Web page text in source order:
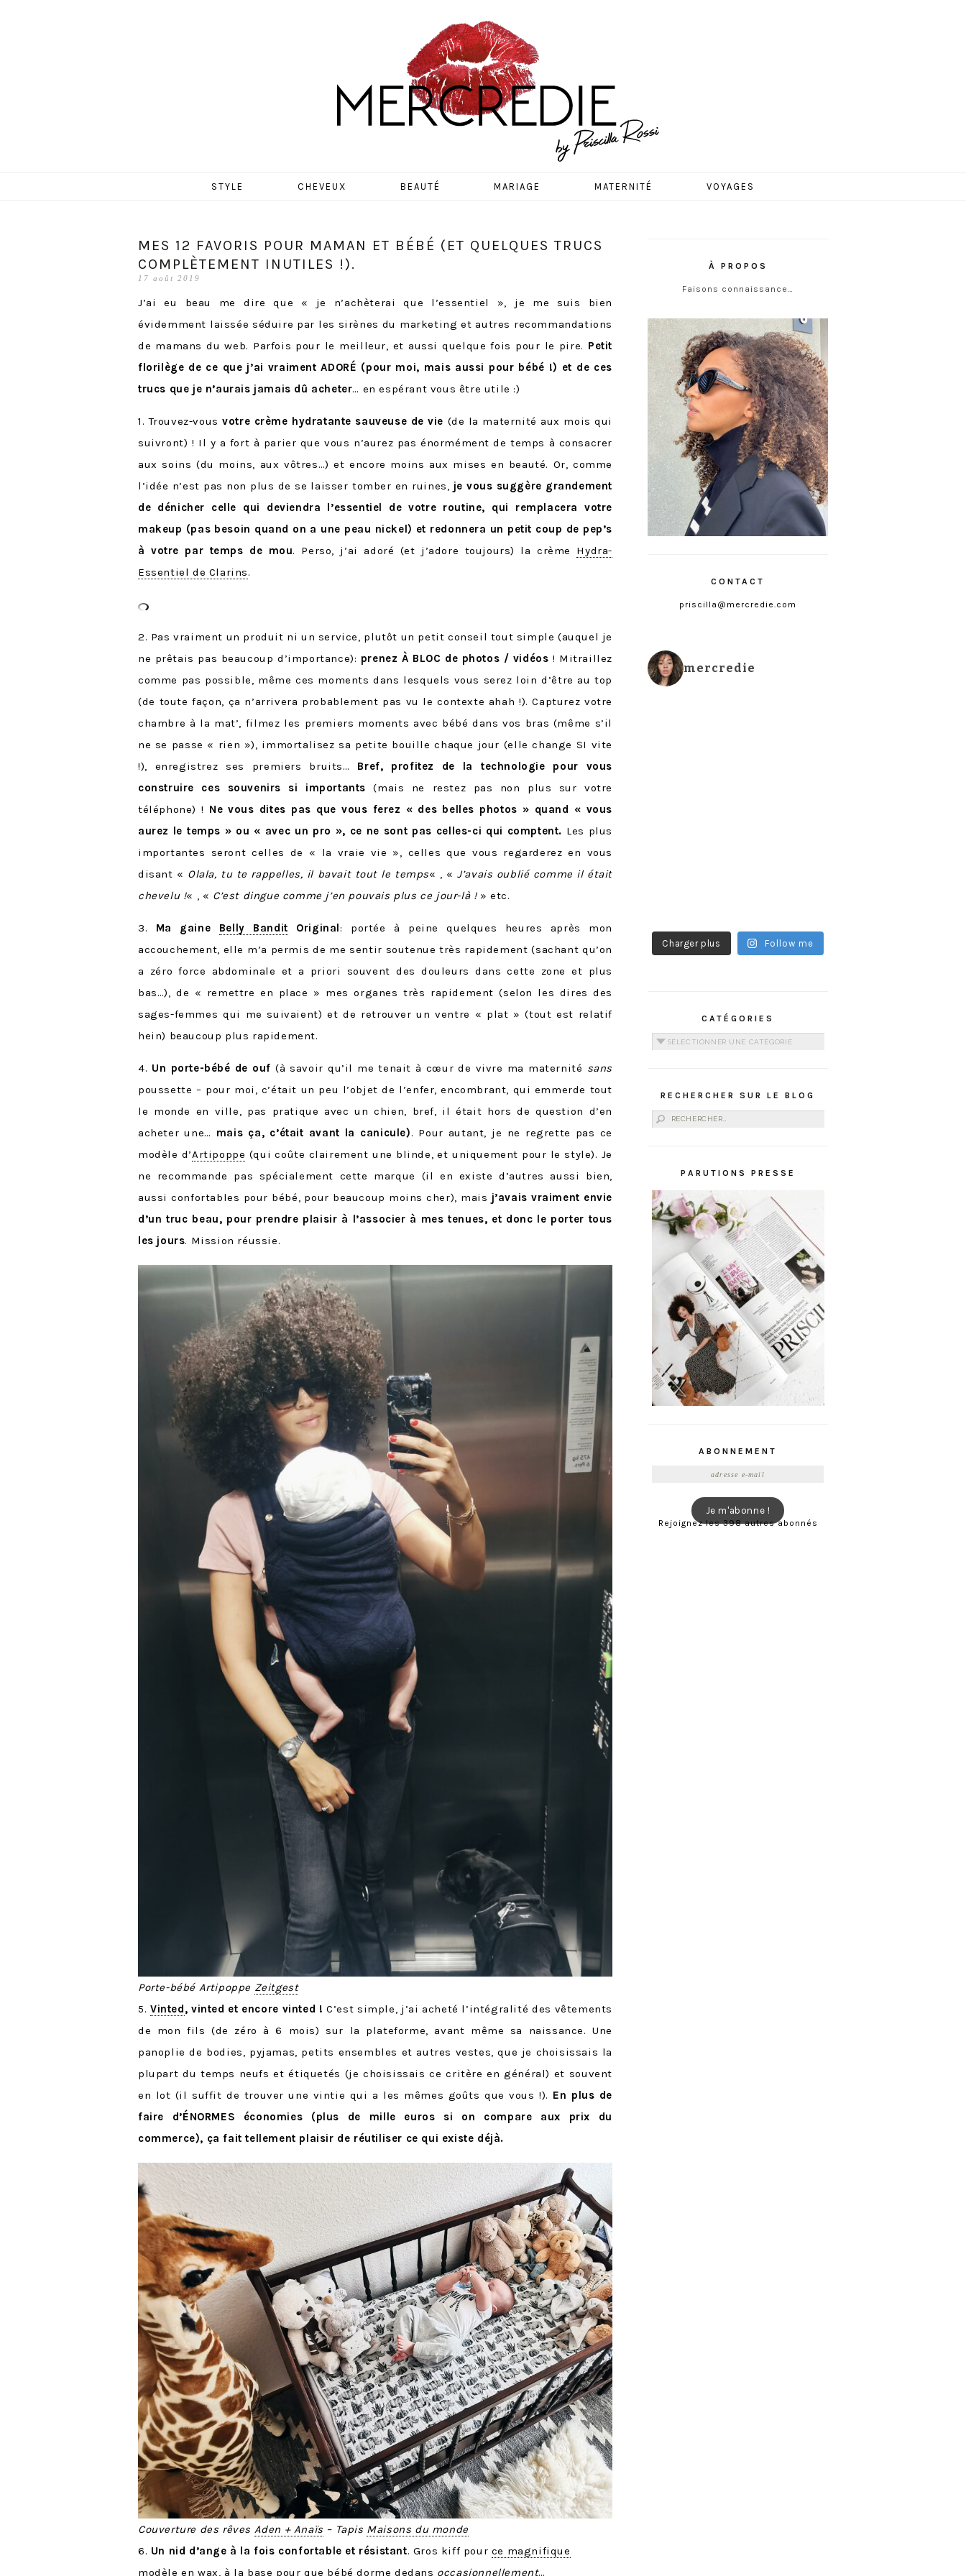
MERCREDIE
STYLE CHEVEUX BEAUTÉ MARIAGE MATERNITÉ VOYAGES
MES 12 FAVORIS POUR MAMAN ET BÉBÉ (ET QUELQUES TRUCS
COMPLÈTEMENT INUTILES !).
17 août 2019
J’ai eu beau me dire que « je n’achèterai que l’essentiel », je me suis bien
évidemment laissée séduire par les sirènes du marketing et autres recommandations
de mamans du web. Parfois pour le meilleur, et aussi quelque fois pour le pire. Petit
florilège de ce que j’ai vraiment ADORÉ (pour moi, mais aussi pour bébé !) et de ces
trucs que je n’aurais jamais dû acheter… en espérant vous être utile :)
1. Trouvez-vousvotre crème hydratante sauveuse de vie (de la maternité aux mois qui
suivront) ! Il y a fort à parier que vous n’aurez pas énormément de temps à consacrer
aux soins (du moins, aux vôtres…) et encore moins aux mises en beauté. Or, comme
l’idée n’est pas non plus de se laisser tomber en ruines, je vous suggère grandement
de dénicher celle qui deviendra l’essentiel de votre routine, qui remplacera votre
makeup (pas besoin quand on a une peau nickel) et redonnera un petit coup de pep’s
à votre par temps de mou. Perso, j’ai adoré (et j’adore toujours) la crème Hydra-
Essentiel de Clarins.
2. Pas vraiment un produit ni un service, plutôt un petit conseil tout simple (auquel je
ne prêtais pas beaucoup d’importance): prenez À BLOC de photos / vidéos ! Mitraillez
comme pas possible, même ces moments dans lesquels vous serez loin d’être au top
(de toute façon, ça n’arrivera probablement pas vu le contexte ahah !). Capturez votre
chambre à la mat’, filmez les premiers moments avec bébé dans vos bras (même s’il
ne se passe « rien »), immortalisez sa petite bouille chaque jour (elle change SI vite
!), enregistrez ses premiers bruits… Bref, profitez de la technologie pour vous
construire ces souvenirs si importants (mais ne restez pas non plus sur votre
téléphone) ! Ne vous dites pas que vous ferez « des belles photos » quand « vous
aurez le temps » ou « avec un pro », ce ne sont pas celles-ci qui comptent. Les plus
importantes seront celles de « la vraie vie », celles que vous regarderez en vous
disant « Olala, tu te rappelles, il bavait tout le temps« , «J’avais oublié comme il était
chevelu !« , « C’est dingue comme j’en pouvais plus ce jour-là !» etc.
3. Ma gaine Belly Bandit Original: portée à peine quelques heures après mon
accouchement, elle m’a permis de me sentir soutenue très rapidement (sachant qu’on
a zéro force abdominale et a priori souvent des douleurs dans cette zone et plus
bas…), de « remettre en place » mes organes très rapidement (selon les dires des
sages-femmes qui me suivaient) et de retrouver un ventre « plat » (tout est relatif
hein) beaucoup plus rapidement.
4. Un porte-bébé de ouf (à savoir qu’il me tenait à cœur de vivre ma maternité sans
poussette – pour moi, c’était un peu l’objet de l’enfer, encombrant, qui emmerde tout
le monde en ville, pas pratique avec un chien, bref, il était hors de question d’en
acheter une… mais ça, c’était avant la canicule). Pour autant, je ne regrette pas ce
modèle d’Artipoppe (qui coûte clairement une blinde, et uniquement pour le style). Je
ne recommande pas spécialement cette marque (il en existe d’autres aussi bien,
aussi confortables pour bébé, pour beaucoup moins cher), mais j’avais vraiment envie
d’un truc beau, pour prendre plaisir à l’associer à mes tenues, et donc le porter tous
les jours. Mission réussie.
Porte-bébé Artipoppe Zeitgest
5. Vinted, vinted et encore vinted !C’est simple, j’ai acheté l’intégralité des vêtements
de mon fils (de zéro à 6 mois) sur la plateforme, avant même sa naissance. Une
panoplie de bodies, pyjamas, petits ensembles et autres vestes, que je choisissais la
plupart du temps neufs et étiquetés (je choisissais ce critère en général) et souvent
en lot (il suffit de trouver une vintie qui a les mêmes goûts que vous !). En plus de
faire d’ÉNORMES économies (plus de mille euros si on compare aux prix du
commerce), ça fait tellement plaisir de réutiliser ce qui existe déjà.
Couverture des rêves Aden + Anaïs – Tapis Maisons du monde
6. Un nid d’ange à la fois confortable et résistant. Gros kiff pour ce magnifique
modèle en wax, à la base pour que bébé dorme dedans occasionnellement…
À PROPOS
Faisons connaissance…
CONTACT
priscilla@mercredie.com
mercredie
Charger plus Follow me
CATÉGORIES
Catégories
RECHERCHER SUR LE BLOG
Rechercher :
PARUTIONS PRESSE
ABONNEMENT
Je m'abonne !
Rejoignez les 398 autres abonnés